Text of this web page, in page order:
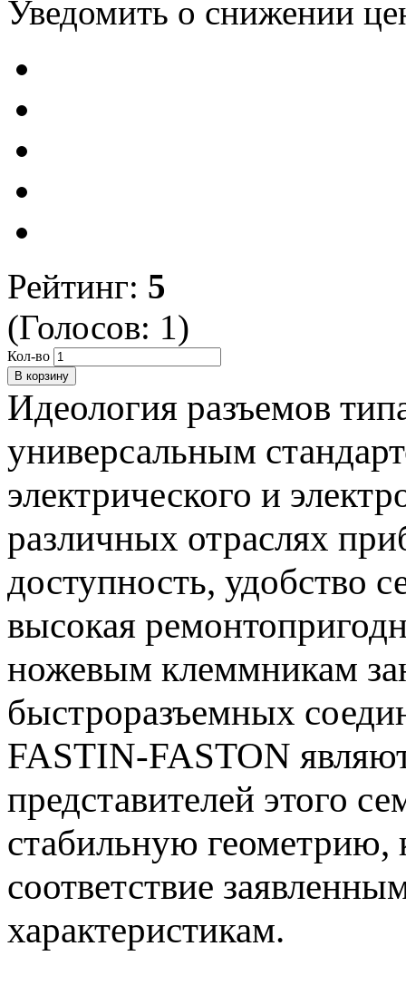
Уведомить о снижении
Рейтинг: 5
(Голосов: 1)
Кол-во
Идеология разъемов
универсальным
электрического и
различных отраслях
доступность, удобство
высокая
ножевым клеммникам
быстроразъемных
FASTIN-FASTON
представителей этого
стабильную геометрию,
соответствие
характеристикам.